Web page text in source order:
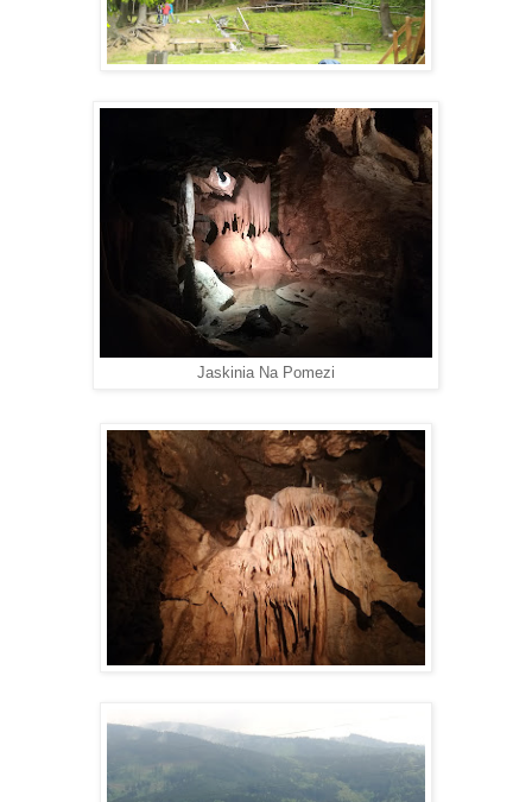
Jaskinia Na Pomezi